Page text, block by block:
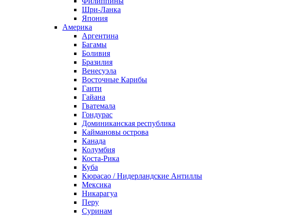
Шри-Ланка
Япония
Америка
Аргентина
Багамы
Боливия
Бразилия
Венесуэла
Восточные Карибы
Гаити
Гайана
Гватемала
Гондурас
Доминиканская республика
Каймановы острова
Канада
Колумбия
Коста-Рика
Куба
Кюрасао / Нидерландские Антиллы
Мексика
Никарагуа
Перу
Суринам